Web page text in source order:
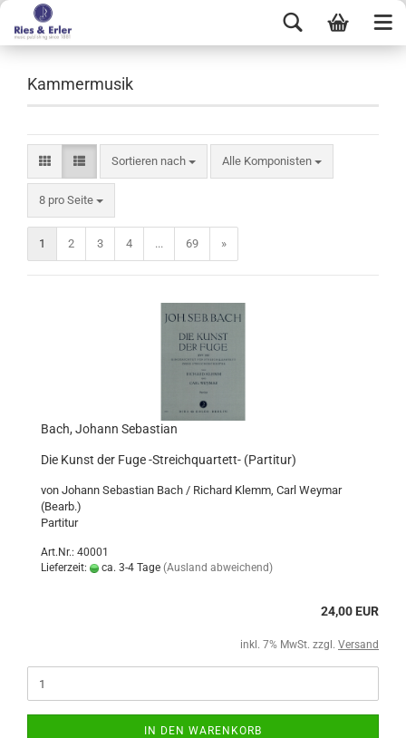
Kammermusik
Sortieren nach Alle Komponisten
8 pro Seite
1 2 3 4 ... 69 »
Bach, Johann Sebastian
Die Kunst der Fuge -Streichquartett- (Partitur)
von Johann Sebastian Bach / Richard Klemm, Carl Weymar
(Bearb.)
Partitur
Art.Nr.: 40001
Lieferzeit:
ca. 3-4 Tage (Ausland abweichend)
24,00 EUR
inkl. 7% MwSt. zzgl. Versand
IN DEN WARENKORB